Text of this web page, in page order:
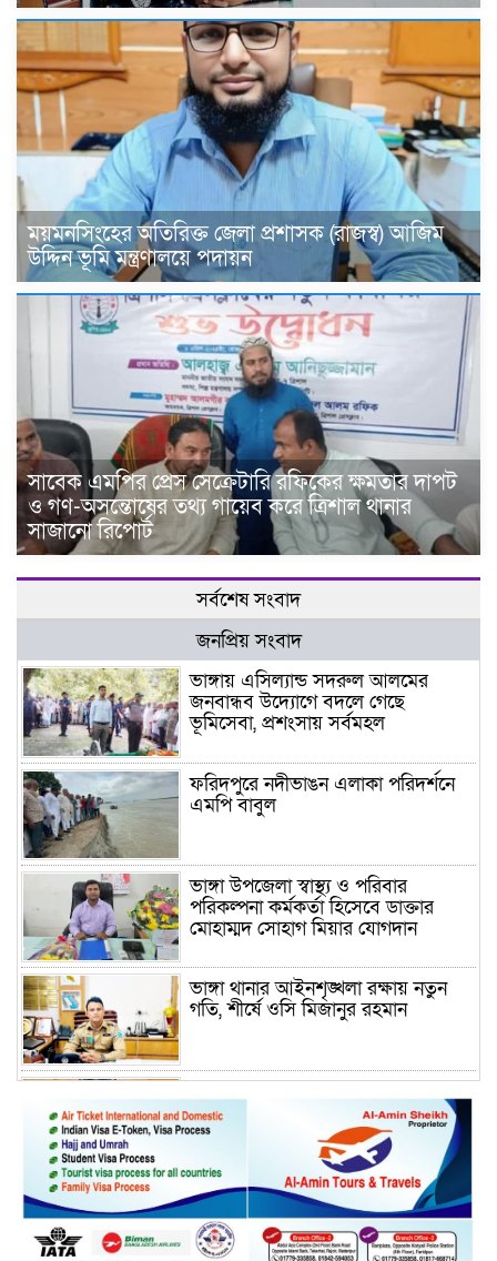
ময়মনসিংহের অতিরিক্ত জেলা প্রশাসক (রাজস্ব) আজিম
উদ্দিন ভূমি মন্ত্রণালয়ে পদায়ন
সাবেক এমপির প্রেস সেক্রেটারি রফিকের ক্ষমতার দাপট
ও গণ-অসন্তোষের তথ্য গায়েব করে ত্রিশাল থানার
সাজানো রিপোর্ট
সর্বশেষ সংবাদ
জনপ্রিয় সংবাদ
ভাঙ্গায় এসিল্যান্ড সদরুল আলমের
জনবান্ধব উদ্যোগে বদলে গেছে
ভূমিসেবা, প্রশংসায় সর্বমহল
ফরিদপুরে নদীভাঙন এলাকা পরিদর্শনে
এমপি বাবুল
ভাঙ্গা উপজেলা স্বাস্থ্য ও পরিবার
পরিকল্পনা কর্মকর্তা হিসেবে ডাক্তার
মোহাম্মদ সোহাগ মিয়ার যোগদান
ভাঙ্গা থানার আইনশৃঙ্খলা রক্ষায় নতুন
গতি, শীর্ষে ওসি মিজানুর রহমান
ময়মনসিংহের অতিরিক্ত জেলা প্রশাসক
(রাজস্ব) আজিম উদ্দিন ভূমি মন্ত্রণালয়ে
পদায়ন
সাবেক এমপির প্রেস সেক্রেটারি রফিকের
ক্ষমতার দাপট ও গণ-অসন্তোষের তথ্য
গায়েব করে ত্রিশাল থানার সাজানো